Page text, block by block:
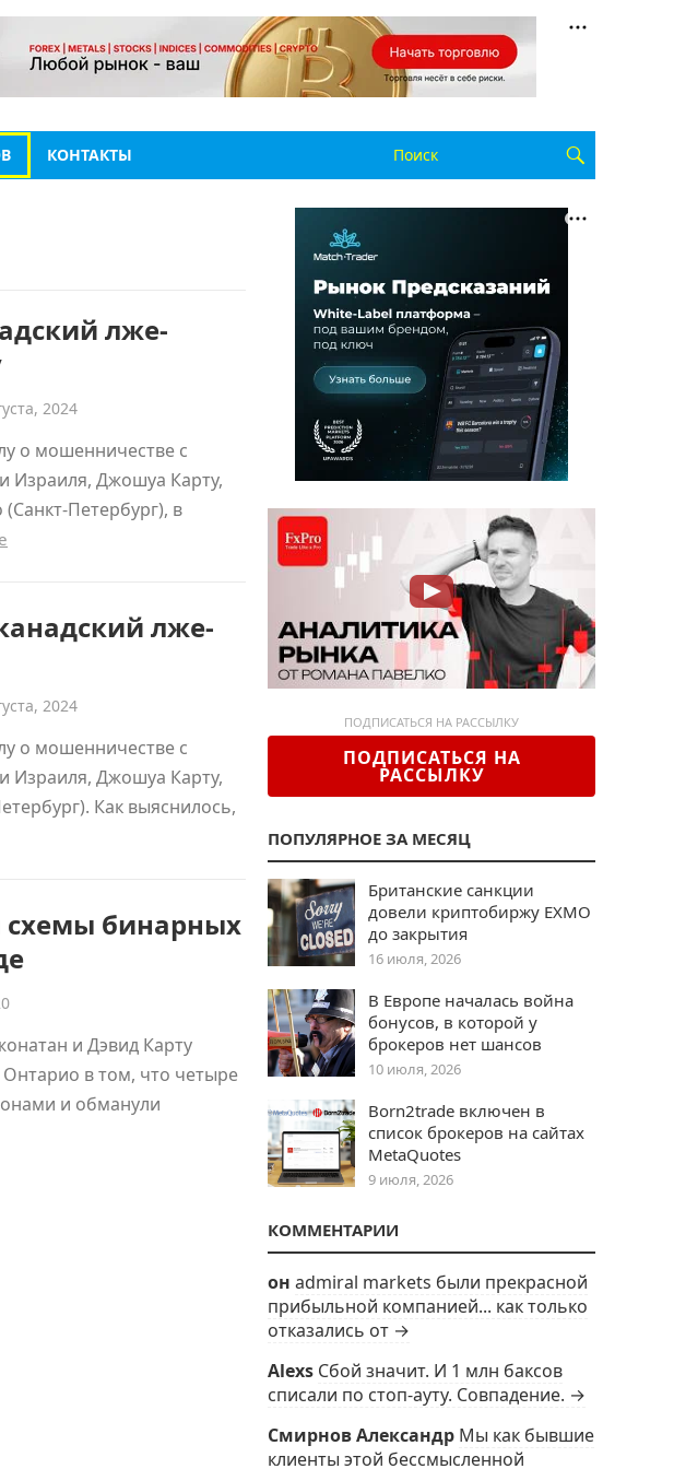
КОНТАКТЫ
лже-
2024
о мошенничестве с
Израиля, Джошуа Карту,
Петербург), в
лже-
2024
о мошенничестве с
Израиля, Джошуа Карту,
Как выяснилось,
бинарных
и Дэвид Карту
в том, что четыре
и обманули
ПОДПИСАТЬСЯ НА РАССЫЛКУ
ПОДПИСАТЬСЯ НА
РАССЫЛКУ
ПОПУЛЯРНОЕ ЗА МЕСЯЦ
Британские санкции
довели криптобиржу EXMO
до закрытия
16 июля, 2026
В Европе началась война
бонусов, в которой у
брокеров нет шансов
10 июля, 2026
Born2trade включен в
список брокеров на сайтах
MetaQuotes
9 июля, 2026
КОММЕНТАРИИ
он admiral markets были прекрасной
прибыльной компанией... как только
отказались от →
Alexs Сбой значит. И 1 млн баксов
списали по стоп-ауту. Совпадение. →
Смирнов Александр Мы как бывшие
клиенты этой бессмысленной